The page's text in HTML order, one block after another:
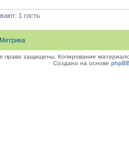
1 гость
права защищены. Копирование
Создано на основе